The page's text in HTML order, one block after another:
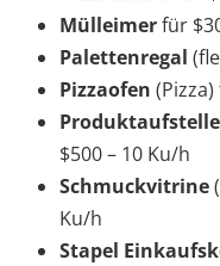
Mülleimerfür
Palettenregal
Pizzaofen
$500 – 10 Ku/h
Schmuckvitrine
Ku/h
Stapel